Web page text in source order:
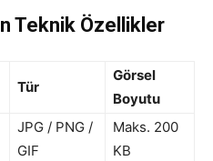
Teknik Özellikler
Tür
Görsel
Boyutu
JPG / PNG /
GIF
Maks. 200
KB